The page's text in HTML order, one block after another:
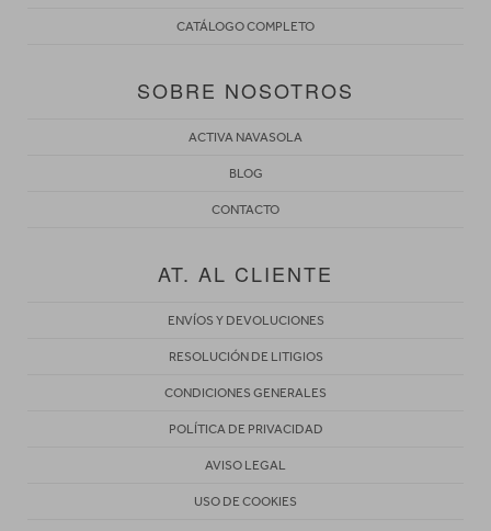
CATÁLOGO COMPLETO
SOBRE NOSOTROS
ACTIVA NAVASOLA
BLOG
CONTACTO
AT. AL CLIENTE
ENVÍOS Y DEVOLUCIONES
RESOLUCIÓN DE LITIGIOS
CONDICIONES GENERALES
POLÍTICA DE PRIVACIDAD
AVISO LEGAL
USO DE COOKIES